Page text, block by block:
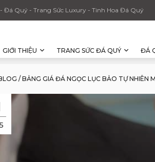
Đá Quý - Trang Sức Luxury - Tinh Hoa Đá Quý
GIỚI THIỆU TRANG SỨC ĐÁ QUÝ ĐÁ
/ BẢNG GIÁ ĐÁ NGỌC LỤC BẢO TỰ NHIÊN